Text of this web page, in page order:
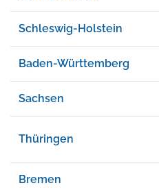
Schleswig-Holstein
Baden-Württemberg
Sachsen
Thüringen
Bremen